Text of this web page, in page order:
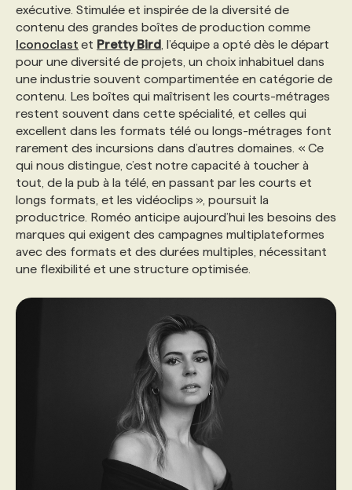
NOS TARIFS
PROGRAMMES DE SUBVENTIONS
FAQ
ANNONCEZ AVEC NOUS
ANNONCEZ AVEC NOUS
exécutive. Stimulée et inspirée de la diversité de
contenu des grandes boîtes de production comme
Iconoclast et Pretty Bird , l’équipe a opté dès le départ
pour une diversité de projets, un choix inhabituel dans
une industrie souvent compartimentée en catégorie de
contenu. Les boîtes qui maîtrisent les courts-métrages
restent souvent dans cette spécialité, et celles qui
excellent dans les formats télé ou longs-métrages font
rarement des incursions dans d’autres domaines. « Ce
qui nous distingue, c’est notre capacité à toucher à
tout, de la pub à la télé, en passant par les courts et
longs formats, et les vidéoclips », poursuit la
productrice. Roméo anticipe aujourd’hui les besoins des
marques qui exigent des campagnes multiplateformes
avec des formats et des durées multiples, nécessitant
une flexibilité et une structure optimisée.